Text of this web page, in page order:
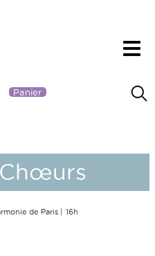
Panier
de Paris 16h